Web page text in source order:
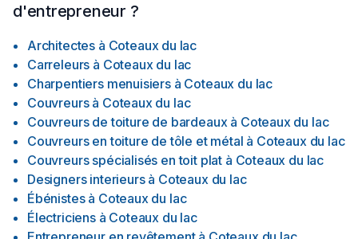
d'entrepreneur ?
Architectes à Coteaux du lac
Carreleurs à Coteaux du lac
Charpentiers menuisiers à Coteaux du lac
Couvreurs à Coteaux du lac
Couvreurs de toiture de bardeaux à Coteaux du lac
Couvreurs en toiture de tôle et métal à Coteaux du lac
Couvreurs spécialisés en toit plat à Coteaux du lac
Designers interieurs à Coteaux du lac
Ébénistes à Coteaux du lac
Électriciens à Coteaux du lac